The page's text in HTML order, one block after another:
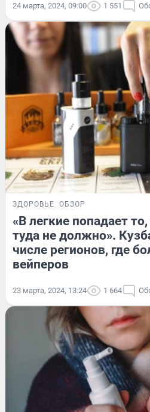
24 марта, 2024, 09:00 1 551
ЗДОРОВЬЕ ОБЗОР
«В легкие попадает
туда не должно».
числе регионов, где
вейперов
23 марта, 2024, 13:24 1 664